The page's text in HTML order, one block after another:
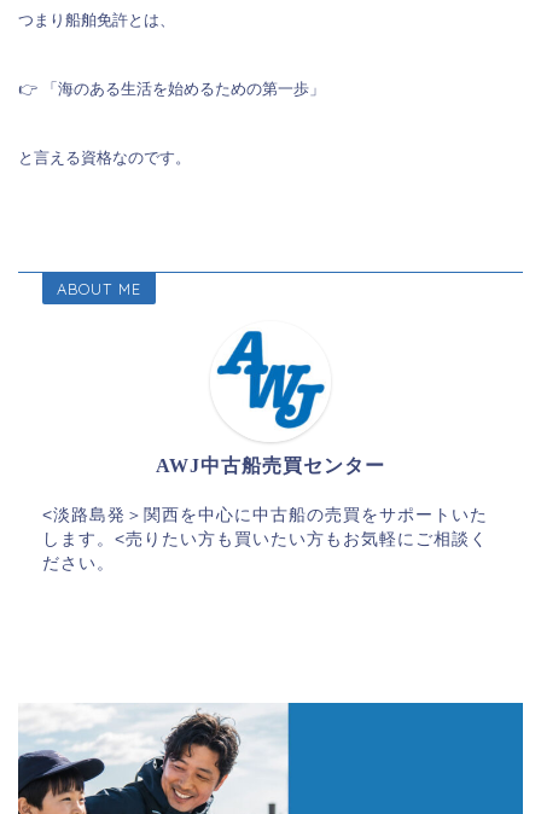
つまり船舶免許とは、
👉 「海のある生活を始めるための第一歩」
と言える資格なのです。
ABOUT ME
AWJ中古船売買センター
<淡路島発＞関西を中心に中古船の売買をサポートいた
します。<売りたい方も買いたい方もお気軽にご相談く
ださい。